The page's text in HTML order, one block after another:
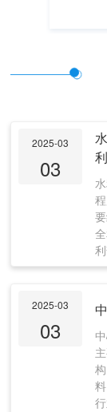
2025-03
03
2025-03
03